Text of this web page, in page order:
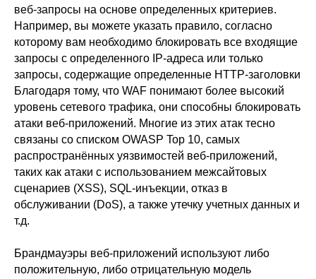
веб-запросы на основе определенных критериев.
Например, вы можете указать правило, согласно
которому вам необходимо блокировать все входящие
запросы с определенного IP-адреса или только
запросы, содержащие определенные HTTP-заголовки
Благодаря тому, что WAF понимают более высокий
уровень сетевого трафика, они способны блокировать
атаки веб-приложений. Многие из этих атак тесно
связаны со списком OWASP Top 10, самых
распространённых уязвимостей веб-приложений,
таких как атаки с использованием межсайтовых
сценариев (XSS), SQL-инъекции, отказ в
обслуживании (DoS), а также утечку учетных данных и
т.д.
Брандмауэры веб-приложений используют либо
положительную, либо отрицательную модель